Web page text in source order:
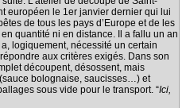
européen le 1er janvier dernier qui lui
de tous les pays d’Europe et de les
quantité ni en distance. Il a fallu un an
logiquement, nécessité un certain
aux critères exigés. Dans son
découpent, désossent, mais
bolognaise, saucisses…) et
sous vide pour le transport. “Ici,